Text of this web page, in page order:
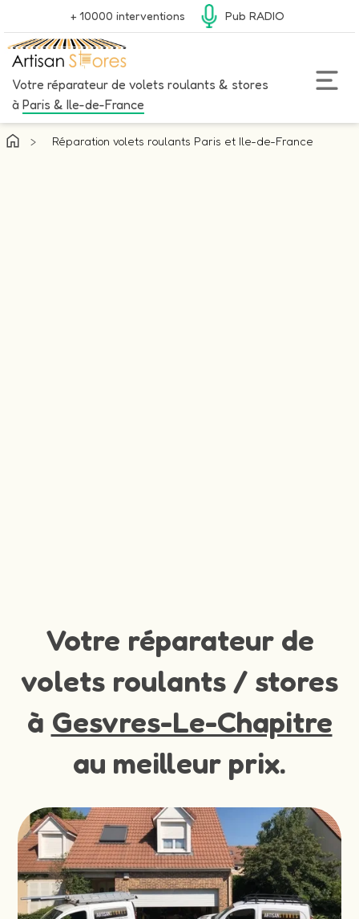
+ 10000 interventions Pub RADIO
Votre réparateur de volets roulants & stores
à Paris & Ile-de-France
> Réparation volets roulants Paris et Ile-de-France
Votre réparateur de
volets roulants / stores
à Gesvres-Le-Chapitre
au meilleur prix.